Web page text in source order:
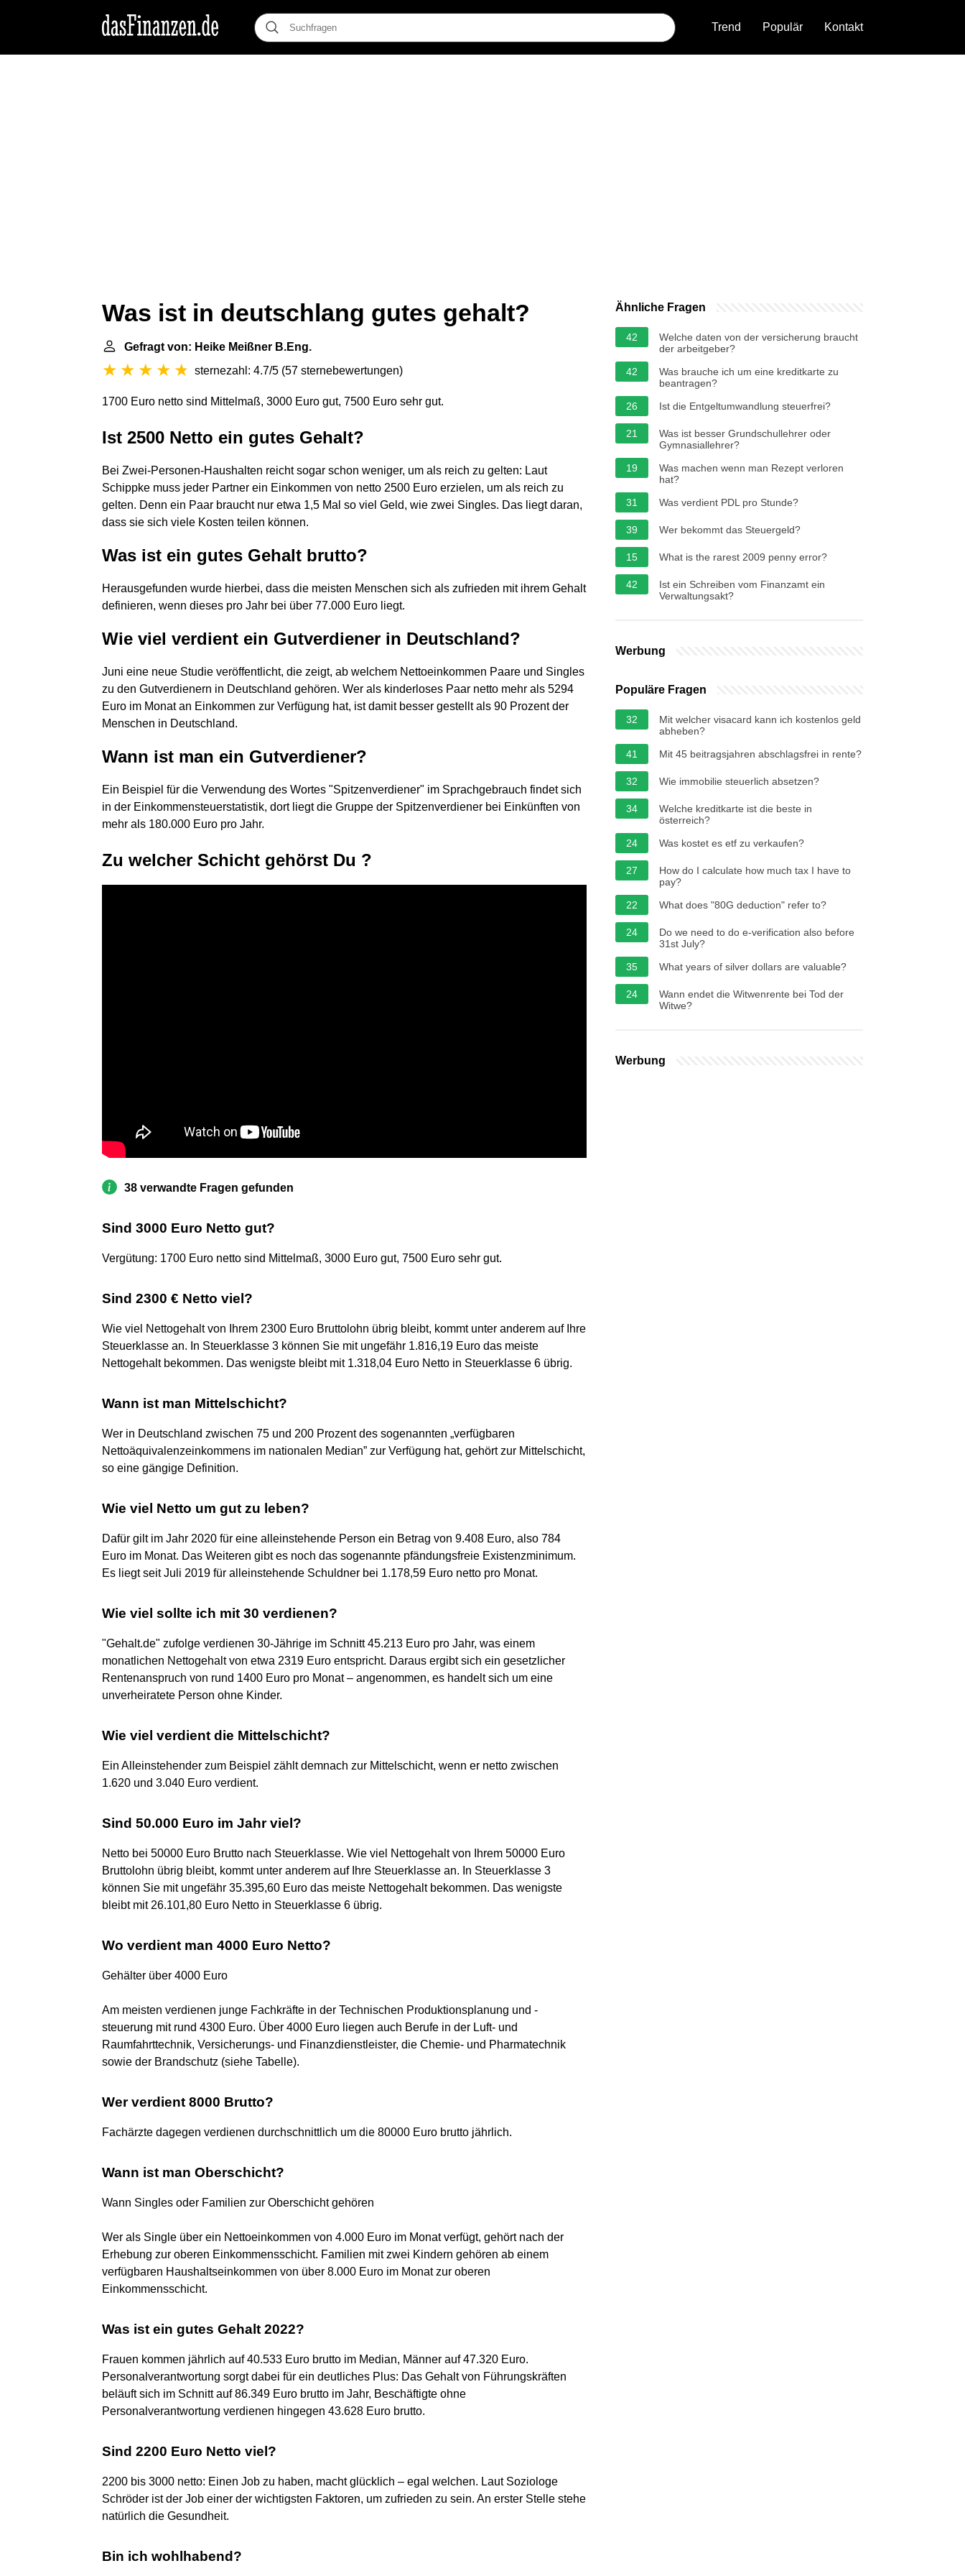
Trend Populär Kontakt
Was ist in deutschlang gutes gehalt?
Gefragt von: Heike Meißner B.Eng.
sternezahl: 4.7/5 (57 sternebewertungen)
1700 Euro netto sind Mittelmaß, 3000 Euro gut, 7500 Euro sehr gut.
Ist 2500 Netto ein gutes Gehalt?
Bei Zwei-Personen-Haushalten reicht sogar schon weniger, um als reich zu gelten: Laut
Schippke muss jeder Partner ein Einkommen von netto 2500 Euro erzielen, um als reich zu
gelten. Denn ein Paar braucht nur etwa 1,5 Mal so viel Geld, wie zwei Singles. Das liegt daran,
dass sie sich viele Kosten teilen können.
Was ist ein gutes Gehalt brutto?
Herausgefunden wurde hierbei, dass die meisten Menschen sich als zufrieden mit ihrem Gehalt
definieren, wenn dieses pro Jahr bei über 77.000 Euro liegt.
Wie viel verdient ein Gutverdiener in Deutschland?
Juni eine neue Studie veröffentlicht, die zeigt, ab welchem Nettoeinkommen Paare und Singles
zu den Gutverdienern in Deutschland gehören. Wer als kinderloses Paar netto mehr als 5294
Euro im Monat an Einkommen zur Verfügung hat, ist damit besser gestellt als 90 Prozent der
Menschen in Deutschland.
Wann ist man ein Gutverdiener?
Ein Beispiel für die Verwendung des Wortes "Spitzenverdiener" im Sprachgebrauch findet sich
in der Einkommensteuerstatistik, dort liegt die Gruppe der Spitzenverdiener bei Einkünften von
mehr als 180.000 Euro pro Jahr.
Zu welcher Schicht gehörst Du ?
38 verwandte Fragen gefunden
Sind 3000 Euro Netto gut?
Vergütung: 1700 Euro netto sind Mittelmaß, 3000 Euro gut, 7500 Euro sehr gut.
Sind 2300 € Netto viel?
Wie viel Nettogehalt von Ihrem 2300 Euro Bruttolohn übrig bleibt, kommt unter anderem auf Ihre
Steuerklasse an. In Steuerklasse 3 können Sie mit ungefähr 1.816,19 Euro das meiste
Nettogehalt bekommen. Das wenigste bleibt mit 1.318,04 Euro Netto in Steuerklasse 6 übrig.
Wann ist man Mittelschicht?
Wer in Deutschland zwischen 75 und 200 Prozent des sogenannten „verfügbaren
Nettoäquivalenzeinkommens im nationalen Median” zur Verfügung hat, gehört zur Mittelschicht,
so eine gängige Definition.
Wie viel Netto um gut zu leben?
Dafür gilt im Jahr 2020 für eine alleinstehende Person ein Betrag von 9.408 Euro, also 784
Euro im Monat. Das Weiteren gibt es noch das sogenannte pfändungsfreie Existenzminimum.
Es liegt seit Juli 2019 für alleinstehende Schuldner bei 1.178,59 Euro netto pro Monat.
Wie viel sollte ich mit 30 verdienen?
"Gehalt.de" zufolge verdienen 30-Jährige im Schnitt 45.213 Euro pro Jahr, was einem
monatlichen Nettogehalt von etwa 2319 Euro entspricht. Daraus ergibt sich ein gesetzlicher
Rentenanspruch von rund 1400 Euro pro Monat – angenommen, es handelt sich um eine
unverheiratete Person ohne Kinder.
Wie viel verdient die Mittelschicht?
Ein Alleinstehender zum Beispiel zählt demnach zur Mittelschicht, wenn er netto zwischen
1.620 und 3.040 Euro verdient.
Sind 50.000 Euro im Jahr viel?
Netto bei 50000 Euro Brutto nach Steuerklasse. Wie viel Nettogehalt von Ihrem 50000 Euro
Bruttolohn übrig bleibt, kommt unter anderem auf Ihre Steuerklasse an. In Steuerklasse 3
können Sie mit ungefähr 35.395,60 Euro das meiste Nettogehalt bekommen. Das wenigste
bleibt mit 26.101,80 Euro Netto in Steuerklasse 6 übrig.
Wo verdient man 4000 Euro Netto?
Gehälter über 4000 Euro
Am meisten verdienen junge Fachkräfte in der Technischen Produktionsplanung und -
steuerung mit rund 4300 Euro. Über 4000 Euro liegen auch Berufe in der Luft- und
Raumfahrttechnik, Versicherungs- und Finanzdienstleister, die Chemie- und Pharmatechnik
sowie der Brandschutz (siehe Tabelle).
Wer verdient 8000 Brutto?
Fachärzte dagegen verdienen durchschnittlich um die 80000 Euro brutto jährlich.
Wann ist man Oberschicht?
Wann Singles oder Familien zur Oberschicht gehören
Wer als Single über ein Nettoeinkommen von 4.000 Euro im Monat verfügt, gehört nach der
Erhebung zur oberen Einkommensschicht. Familien mit zwei Kindern gehören ab einem
verfügbaren Haushaltseinkommen von über 8.000 Euro im Monat zur oberen
Einkommensschicht.
Was ist ein gutes Gehalt 2022?
Frauen kommen jährlich auf 40.533 Euro brutto im Median, Männer auf 47.320 Euro.
Personalverantwortung sorgt dabei für ein deutliches Plus: Das Gehalt von Führungskräften
beläuft sich im Schnitt auf 86.349 Euro brutto im Jahr, Beschäftigte ohne
Personalverantwortung verdienen hingegen 43.628 Euro brutto.
Sind 2200 Euro Netto viel?
2200 bis 3000 netto: Einen Job zu haben, macht glücklich – egal welchen. Laut Soziologe
Schröder ist der Job einer der wichtigsten Faktoren, um zufrieden zu sein. An erster Stelle stehe
natürlich die Gesundheit.
Bin ich wohlhabend?
Ähnliche Fragen
42
Welche daten von der versicherung braucht
der arbeitgeber?
42
Was brauche ich um eine kreditkarte zu
beantragen?
26
Ist die Entgeltumwandlung steuerfrei?
21
Was ist besser Grundschullehrer oder
Gymnasiallehrer?
19
Was machen wenn man Rezept verloren
hat?
31
Was verdient PDL pro Stunde?
39 Wer bekommt das Steuergeld?
15 What is the rarest 2009 penny error?
42
Ist ein Schreiben vom Finanzamt ein
Verwaltungsakt?
Werbung
Populäre Fragen
32
Mit welcher visacard kann ich kostenlos geld
abheben?
41
Mit 45 beitragsjahren abschlagsfrei in rente?
32 Wie immobilie steuerlich absetzen?
34
Welche kreditkarte ist die beste in
österreich?
24
Was kostet es etf zu verkaufen?
27
How do I calculate how much tax I have to
pay?
22
What does "80G deduction" refer to?
24
Do we need to do e-verification also before
31st July?
35
What years of silver dollars are valuable?
24
Wann endet die Witwenrente bei Tod der
Witwe?
Werbung